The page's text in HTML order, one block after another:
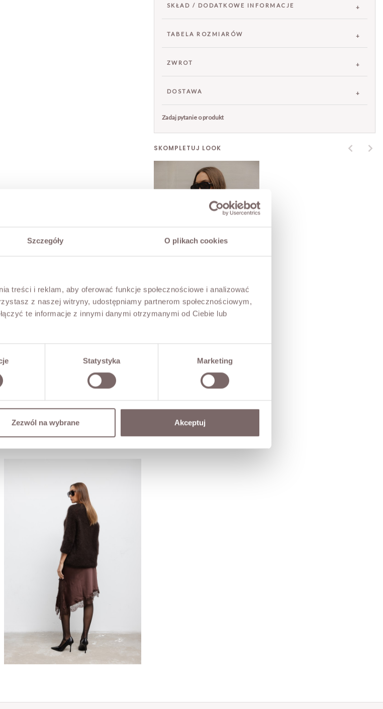
Szczegóły O plikach cookies
treści i reklam, aby oferować funkcje społecznościowe i analizować
z naszej witryny, udostępniamy partnerom społecznościowym,
te informacje z innymi danymi otrzymanymi od Ciebie lub
Statystyka Marketing
Zezwól na wybrane Akceptuj
SKŁAD / DODATKOWE INFORMACJE
TABELA ROZMIARÓW
ZWROT
DOSTAWA
Zadaj pytanie o produkt
SKOMPLETUJ LOOK
349,00 zł